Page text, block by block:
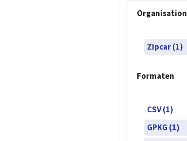
Organisation
Zipcar (1)
Formaten
CSV (1)
GPKG (1)